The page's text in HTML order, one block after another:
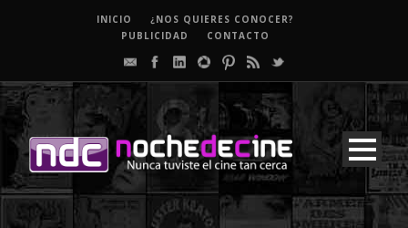
INICIO
¿NOS QUIERES CONOCER?
PUBLICIDAD
CONTACTO